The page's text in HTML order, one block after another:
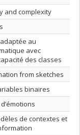
and complexity
au
avec
des classes
from sketches
binaires
de contextes et